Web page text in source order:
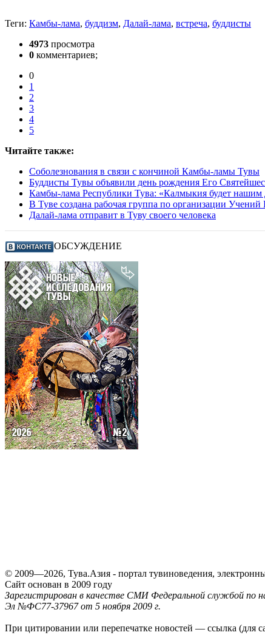
Теги: Камбы-лама, буддизм, Далай-лама, встреча, буддисты
4973 просмотра
0 комментариев;
0
1
2
3
4
5
Читайте также:
Соболезнования в связи с кончиной Камбы-ламы Тувы
Буддисты Тувы объявили день рождения Его
Камбы-лама Республики Тува: «Калмыкия будет
В Туве создана рабочая группа по организации
Далай-лама отправит в Туву своего человека
ОБСУЖДЕНИЕ
© 2009—2026, Тува.Азия - портал тувиноведения,
Сайт основан в 2009 году
Зарегистрирован в качестве СМИ Федеральной службой по
Эл №ФС77-37967 от 5 ноября 2009 г.
При цитировании или перепечатке новостей — ссылка (для